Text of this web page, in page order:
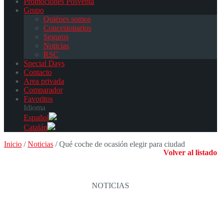
Grupo
Quiénes somos
Concesionarios
Seguros
Noticias
RSC
Special Days
Contacto
Area privada
Comparador
Favoritos
Idioma
Español
Catalán
Inicio /Noticias /Qué coche de ocasión elegir para ciudad
Volver al listado
NOTICIAS